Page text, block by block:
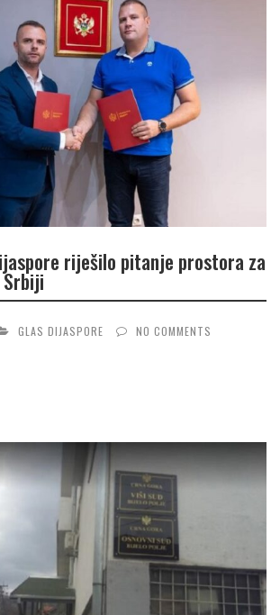
riješilo pitanje prostora za
Srbiji
GLAS DIJASPORE NO COMMENTS